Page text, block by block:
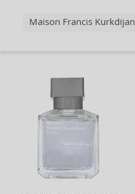
Maison Francis Kurkdijan